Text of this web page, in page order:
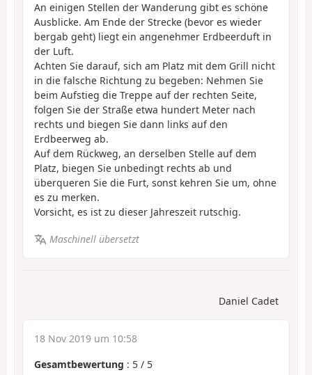
An einigen Stellen der Wanderung gibt es schöne
Ausblicke. Am Ende der Strecke (bevor es wieder
bergab geht) liegt ein angenehmer Erdbeerduft in
der Luft.
Achten Sie darauf, sich am Platz mit dem Grill nicht
in die falsche Richtung zu begeben: Nehmen Sie
beim Aufstieg die Treppe auf der rechten Seite,
folgen Sie der Straße etwa hundert Meter nach
rechts und biegen Sie dann links auf den
Erdbeerweg ab.
Auf dem Rückweg, an derselben Stelle auf dem
Platz, biegen Sie unbedingt rechts ab und
überqueren Sie die Furt, sonst kehren Sie um, ohne
es zu merken.
Vorsicht, es ist zu dieser Jahreszeit rutschig.
Maschinell übersetzt
Daniel Cadet
18 Nov 2019 um 10:58
Gesamtbewertung : 5 / 5